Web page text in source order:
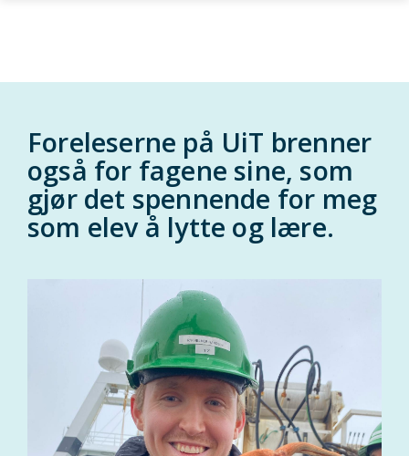
Foreleserne på UiT brenner
også for fagene sine, som
gjør det spennende for meg
som elev å lytte og lære.